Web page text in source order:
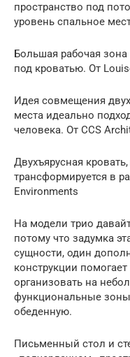
пространство под
уровень спальное
Большая рабочая
под кроватью. От
Идея совмещения
места идеально
человека. От CCS
Двухъярусная
трансформируется в
Environments
На модели трио
потому что задумка
сущности, один
конструкции
организовать на
функциональные
обеденную.
Письменный стол и